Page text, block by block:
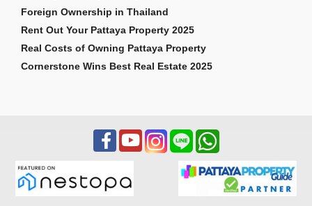
Foreign Ownership in Thailand
Rent Out Your Pattaya Property 2025
Real Costs of Owning Pattaya Property
Cornerstone Wins Best Real Estate 2025